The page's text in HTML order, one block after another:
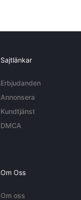
Sajtlänkar
Erbjudanden
Annonsera
Kundtjänst
DMCA
Om Oss
Om oss